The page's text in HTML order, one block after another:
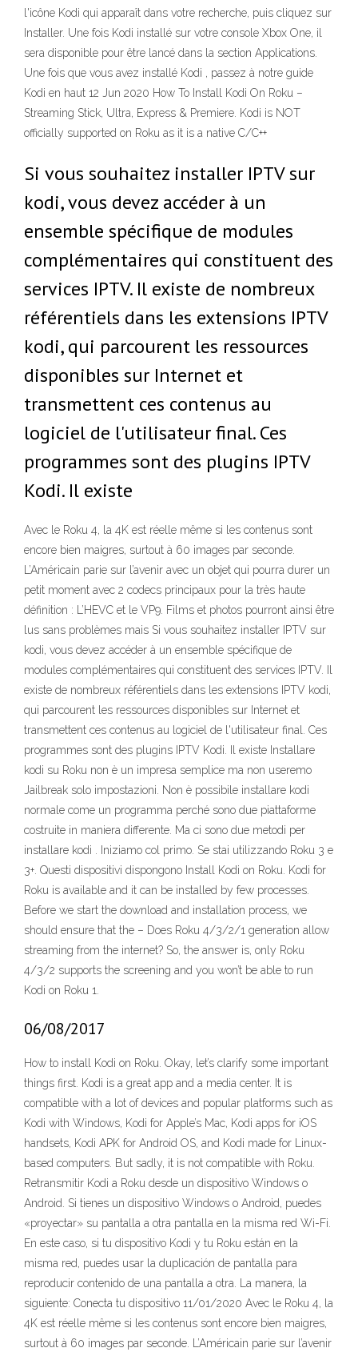
l'icône Kodi qui apparaît dans votre recherche, puis cliquez sur
Installer. Une fois Kodi installé sur votre console Xbox One, il
sera disponible pour être lancé dans la section Applications.
Une fois que vous avez installé Kodi , passez à notre guide
Kodi en haut 12 Jun 2020 How To Install Kodi On Roku –
Streaming Stick, Ultra, Express & Premiere. Kodi is NOT
officially supported on Roku as it is a native C/C++
Si vous souhaitez installer IPTV sur
kodi, vous devez accéder à un
ensemble spécifique de modules
complémentaires qui constituent des
services IPTV. Il existe de nombreux
référentiels dans les extensions IPTV
kodi, qui parcourent les ressources
disponibles sur Internet et
transmettent ces contenus au
logiciel de l'utilisateur final. Ces
programmes sont des plugins IPTV
Kodi. Il existe
Avec le Roku 4, la 4K est réelle même si les contenus sont
encore bien maigres, surtout à 60 images par seconde.
L’Américain parie sur l’avenir avec un objet qui pourra durer un
petit moment avec 2 codecs principaux pour la très haute
définition : L’HEVC et le VP9. Films et photos pourront ainsi être
lus sans problèmes mais Si vous souhaitez installer IPTV sur
kodi, vous devez accéder à un ensemble spécifique de
modules complémentaires qui constituent des services IPTV. Il
existe de nombreux référentiels dans les extensions IPTV kodi,
qui parcourent les ressources disponibles sur Internet et
transmettent ces contenus au logiciel de l'utilisateur final. Ces
programmes sont des plugins IPTV Kodi. Il existe Installare
kodi su Roku non è un impresa semplice ma non useremo
Jailbreak solo impostazioni. Non è possibile installare kodi
normale come un programma perché sono due piattaforme
costruite in maniera differente. Ma ci sono due metodi per
installare kodi . Iniziamo col primo. Se stai utilizzando Roku 3 e
3+. Questi dispositivi dispongono Install Kodi on Roku. Kodi for
Roku is available and it can be installed by few processes.
Before we start the download and installation process, we
should ensure that the – Does Roku 4/3/2/1 generation allow
streaming from the internet? So, the answer is, only Roku
4/3/2 supports the screening and you won’t be able to run
Kodi on Roku 1.
06/08/2017
How to install Kodi on Roku. Okay, let’s clarify some important
things first. Kodi is a great app and a media center. It is
compatible with a lot of devices and popular platforms such as
Kodi with Windows, Kodi for Apple’s Mac, Kodi apps for iOS
handsets, Kodi APK for Android OS, and Kodi made for Linux-
based computers. But sadly, it is not compatible with Roku.
Retransmitir Kodi a Roku desde un dispositivo Windows o
Android. Si tienes un dispositivo Windows o Android, puedes
«proyectar» su pantalla a otra pantalla en la misma red Wi-Fi.
En este caso, si tu dispositivo Kodi y tu Roku están en la
misma red, puedes usar la duplicación de pantalla para
reproducir contenido de una pantalla a otra. La manera, la
siguiente: Conecta tu dispositivo 11/01/2020 Avec le Roku 4, la
4K est réelle même si les contenus sont encore bien maigres,
surtout à 60 images par seconde. L’Américain parie sur l’avenir